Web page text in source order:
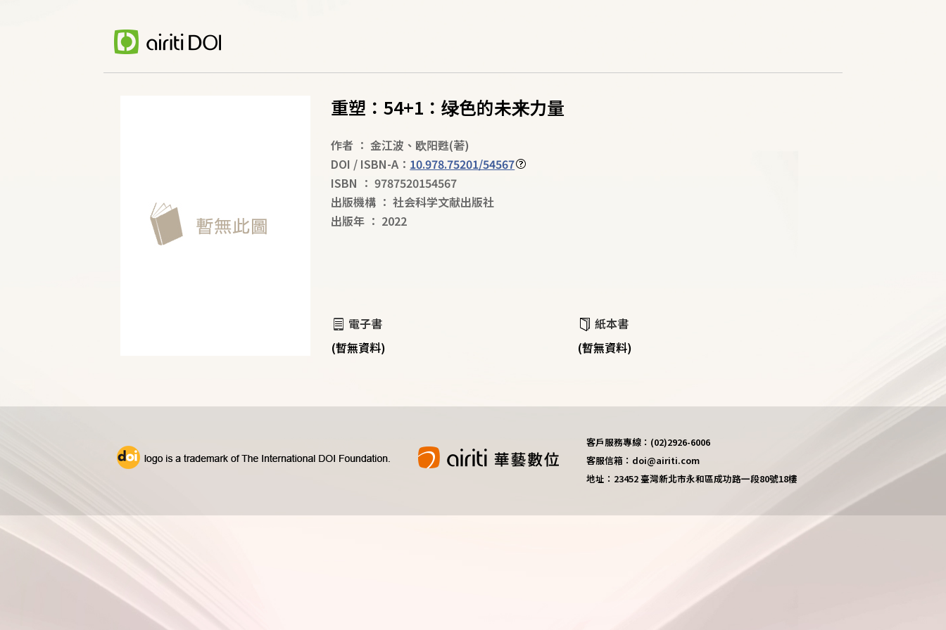
重塑：54+1：绿色的未来力量
作者 ： 金江波 、 欧阳甦(著)
DOI / ISBN-A： 10.978.75201/54567
ISBN ： 9787520154567
出版機構 ： 社会科学文献出版社
出版年 ： 2022
電子書
(暫無資料)
紙本書
(暫無資料)
客戶服務專線：(02)2926-6006
客服信箱：doi@airiti.com
地址：23452 臺灣新北市永和區成功路一段80號18樓